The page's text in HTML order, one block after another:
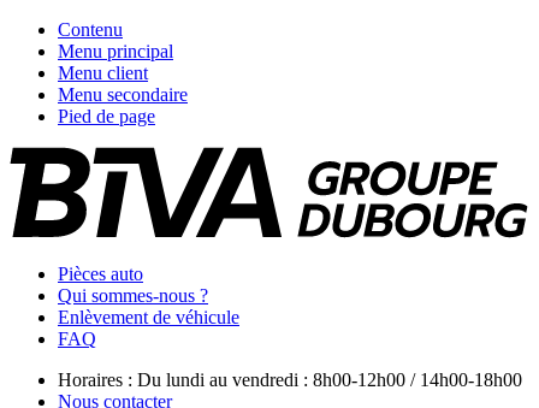
Contenu
Menu principal
Menu client
Menu secondaire
Pied de page
Pièces auto
Qui sommes-nous ?
Enlèvement de véhicule
FAQ
Horaires : Du lundi au vendredi : 8h00-12h00 / 14h00-18h00
Nous contacter